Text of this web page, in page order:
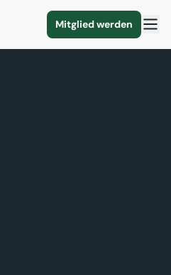
Mitglied werden